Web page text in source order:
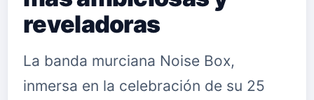
reveladoras
La banda murciana Noise Box,
inmersa en la celebración de su 25